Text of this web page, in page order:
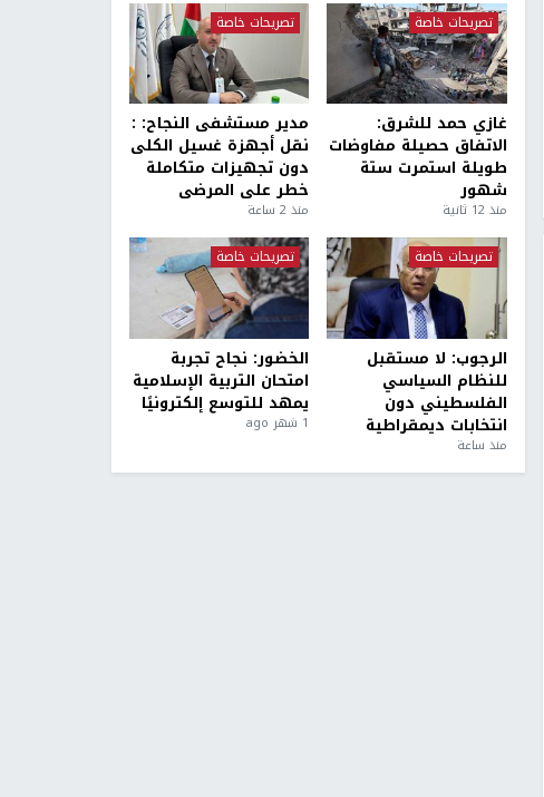
تصريحات خاصة
غازي حمد للشرق:
الاتفاق حصيلة مفاوضات
طويلة استمرت ستة
شهور
منذ 12 ثانية
تصريحات خاصة
مدير مستشفى النجاح: :
نقل أجهزة غسيل الكلى
دون تجهيزات متكاملة
خطر على المرضى
منذ 2 ساعة
تصريحات خاصة
الرجوب: لا مستقبل
للنظام السياسي
الفلسطيني دون
انتخابات ديمقراطية
منذ ساعة
تصريحات خاصة
الخضور: نجاح تجربة
امتحان التربية الإسلامية
يمهد للتوسع إلكترونيًا
1 شهر ago